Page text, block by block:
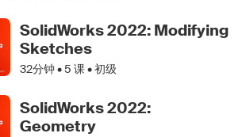
SolidWorks 2022: Modifying
Sketches
32分钟 •5 课 • 初级
SolidWorks 2022:
Geometry